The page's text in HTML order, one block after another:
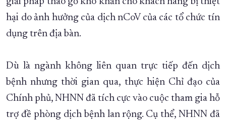
hại do ảnh hưởng của dịch nCoV của các tổ chức tín
dụng trên địa bàn.
Dù là ngành không liên quan trực tiếp đến dịch
bệnh nhưng thời gian qua, thực hiện Chỉ đạo của
Chính phủ, NHNN đã tích cực vào cuộc tham gia hỗ
trợ đề phòng dịch bệnh lan rộng. Cụ thể, NHNN đã